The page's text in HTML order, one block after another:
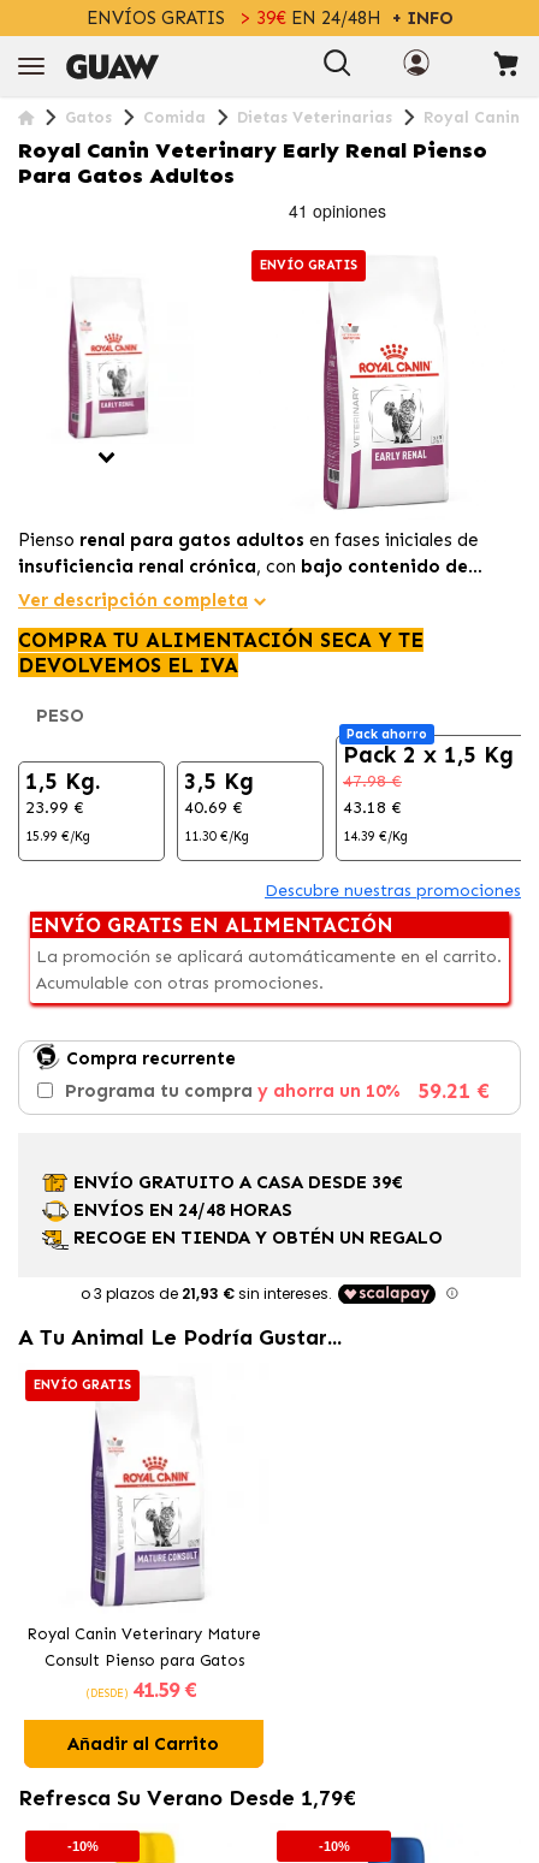
ENVÍOS GRATIS > 39€EN 24/48H + INFO
Gatos Comida Dietas Veterinarias Royal Canin
Royal Canin Veterinary Early Renal Pienso
Para Gatos Adultos
ENVÍO GRATIS
Pienso renal para gatos adultos en fases iniciales de
insuficiencia renal crónica, con bajo contenido de
fósforo,proteínas de alta calidad
y acuidar la función renal.
Ver descripción completa
COMPRA TU ALIMENTACIÓN SECA Y TE
DEVOLVEMOS EL IVA
PESO
1,5 Kg.
23.99 €
15.99 €/Kg
3,5 Kg
40.69 €
11.30 €/Kg
Pack ahorro
Pack 2 x 1,5 Kg
47.98 €
43.18 €
14.39 €/Kg
Descubre nuestras promociones
ENVÍO GRATIS EN ALIMENTACIÓN
La promoción se aplicará automáticamente en el carrito.
Acumulable con otras promociones.
Compra recurrente
Programa tu compra y ahorra un 10% 59.21 €
ENVÍO GRATUITO A CASA DESDE 39€
ENVÍOS EN 24/48 HORAS
RECOGE EN TIENDA Y OBTÉN UN REGALO
A Tu Animal Le Podría Gustar...
ENVÍO GRATIS
Royal Canin Veterinary Mature
Consult Pienso para Gatos
Senior
(DESDE) 41.59 €
Añadir al Carrito
Refresca Su Verano Desde 1,79€
-10% -10%